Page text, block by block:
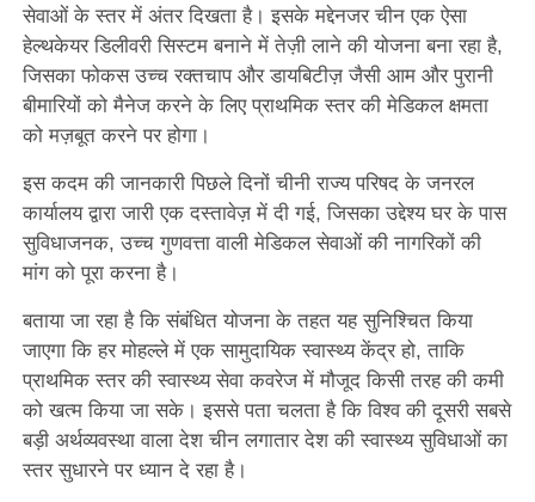
सेवाओं के स्तर में अंतर दिखता है। इसके मद्देनजर चीन एक ऐसा
हेल्थकेयर डिलीवरी सिस्टम बनाने में तेज़ी लाने की योजना बना रहा है,
जिसका फोकस उच्च रक्तचाप और डायबिटीज़ जैसी आम और पुरानी
बीमारियों को मैनेज करने के लिए प्राथमिक स्तर की मेडिकल क्षमता
को मज़बूत करने पर होगा।
इस कदम की जानकारी पिछले दिनों चीनी राज्य परिषद के जनरल
कार्यालय द्वारा जारी एक दस्तावेज़ में दी गई, जिसका उद्देश्य घर के पास
सुविधाजनक, उच्च गुणवत्ता वाली मेडिकल सेवाओं की नागरिकों की
मांग को पूरा करना है।
बताया जा रहा है कि संबंधित योजना के तहत यह सुनिश्चित किया
जाएगा कि हर मोहल्ले में एक सामुदायिक स्वास्थ्य केंद्र हो, ताकि
प्राथमिक स्तर की स्वास्थ्य सेवा कवरेज में मौजूद किसी तरह की कमी
को खत्म किया जा सके। इससे पता चलता है कि विश्व की दूसरी सबसे
बड़ी अर्थव्यवस्था वाला देश चीन लगातार देश की स्वास्थ्य सुविधाओं का
स्तर सुधारने पर ध्यान दे रहा है।